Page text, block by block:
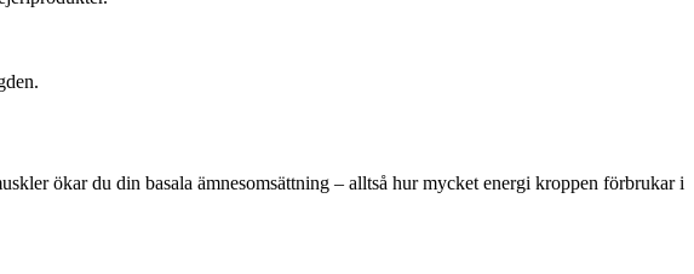
ökar du din basala ämnesomsättning – alltså hur mycket energi kroppen förbrukar i